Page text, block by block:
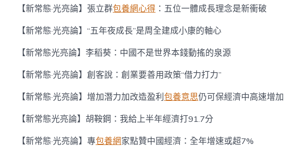
【新常態·光亮論】張立群包養網心得 ：五位一體成長理念是新衝破
【新常態·光亮論】“五年夜成長”是周全建成小康的軸心
【新常態光亮論】李稻葵：中國不是世界本錢動搖的泉源
【新常態·光亮論】創客說：創業要善用政策“借力打力”
【新常態·光亮論】增加潛力加改造盈利包養意思仍可保經濟中高速增加
【新常態光亮論】胡鞍鋼：我給上半年經濟打91.7分
【新常態·光亮論】專包養網家點贊中國經濟：全年增速或超7%